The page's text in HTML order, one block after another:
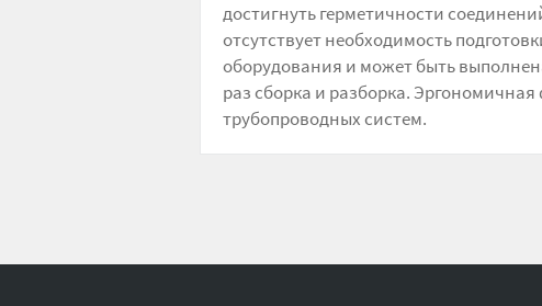
достигнуть герметичности
отсутствует необходимость
оборудования и может быть
раз сборка и разборка.
трубопроводных систем.